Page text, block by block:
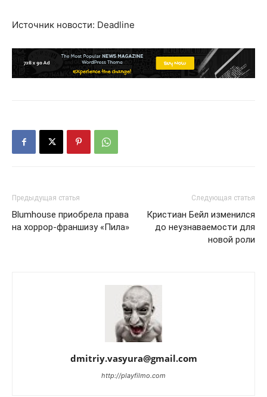
Источник новости: Deadline
Предыдущая статья
Blumhouse приобрела права
на хоррор-франшизу «Пила»
Следующая статья
Кристиан Бейл изменился
до неузнаваемости для
новой роли
dmitriy.vasyura@gmail.com
http://playfilmo.com